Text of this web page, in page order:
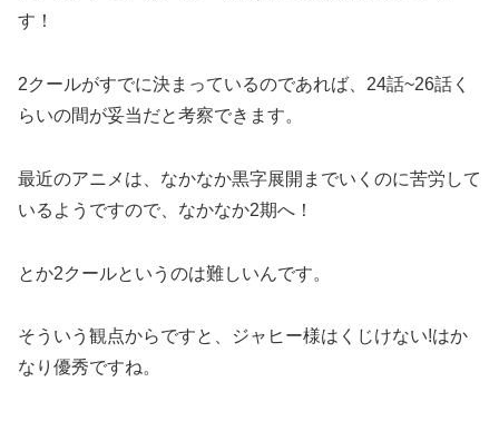
す！
2クールがすでに決まっているのであれば、24話~26話く
らいの間が妥当だと考察できます。
最近のアニメは、なかなか黒字展開までいくのに苦労して
いるようですので、なかなか2期へ！
とか2クールというのは難しいんです。
そういう観点からですと、ジャヒー様はくじけない!はか
なり優秀ですね。